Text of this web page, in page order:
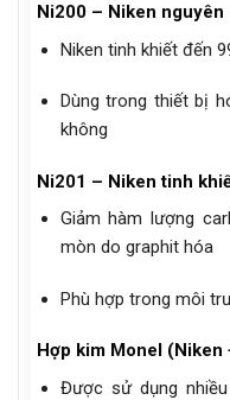
Ni200 – Niken
Niken tinh khiết đến
Dùng trong thiết bị
không
Ni201 – Niken tinh
Giảm hàm lượng
mòn do graphit hóa
Phù hợp trong môi
Hợp kim Monel (Niken
Được sử dụng